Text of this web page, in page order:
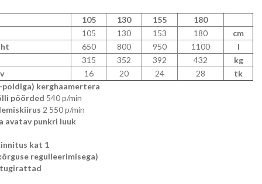
105 130 155
180
105
130 153 180
cm
650 800 950 1100
l
315
352 392 432
kg
16 20 24 28
tk
poldiga) kerghaamertera
pöörded 540p/min
2 550 p/min
avatav punkri luuk
kat 1
regulleerimisega)
tugirattad